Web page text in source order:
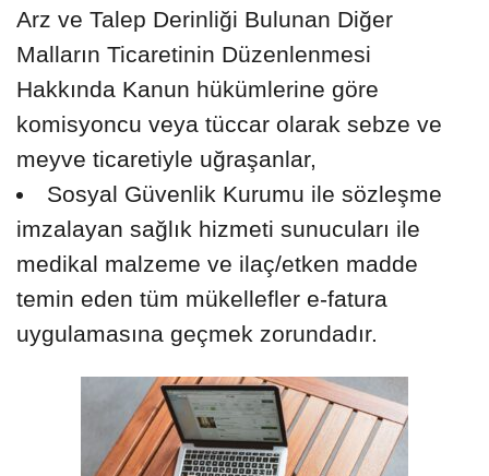
Arz ve Talep Derinliği Bulunan Diğer
Malların Ticaretinin Düzenlenmesi
Hakkında Kanun hükümlerine göre
komisyoncu veya tüccar olarak sebze ve
meyve ticaretiyle uğraşanlar,
Sosyal Güvenlik Kurumu ile sözleşme
imzalayan sağlık hizmeti sunucuları ile
medikal malzeme ve ilaç/etken madde
temin eden tüm mükellefler e-fatura
uygulamasına geçmek zorundadır.